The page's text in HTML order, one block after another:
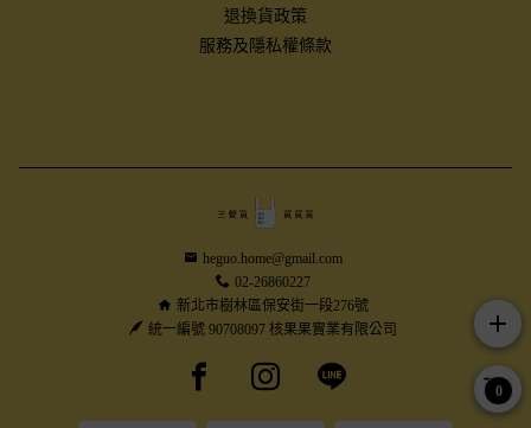
退換貨政策
服務及隱私權條款
heguo.home@gmail.com
02-26860227
新北市樹林區保安街一段276號
統一編號 90708097 核果果實業有限公司
Facebook pageInstagram page
Line page
add
0